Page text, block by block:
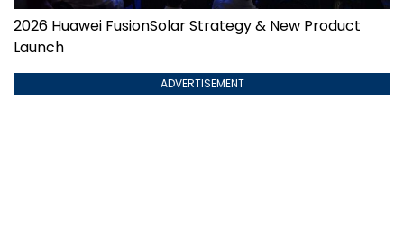
2026 Huawei FusionSolar Strategy & New Product
Launch
ADVERTISEMENT